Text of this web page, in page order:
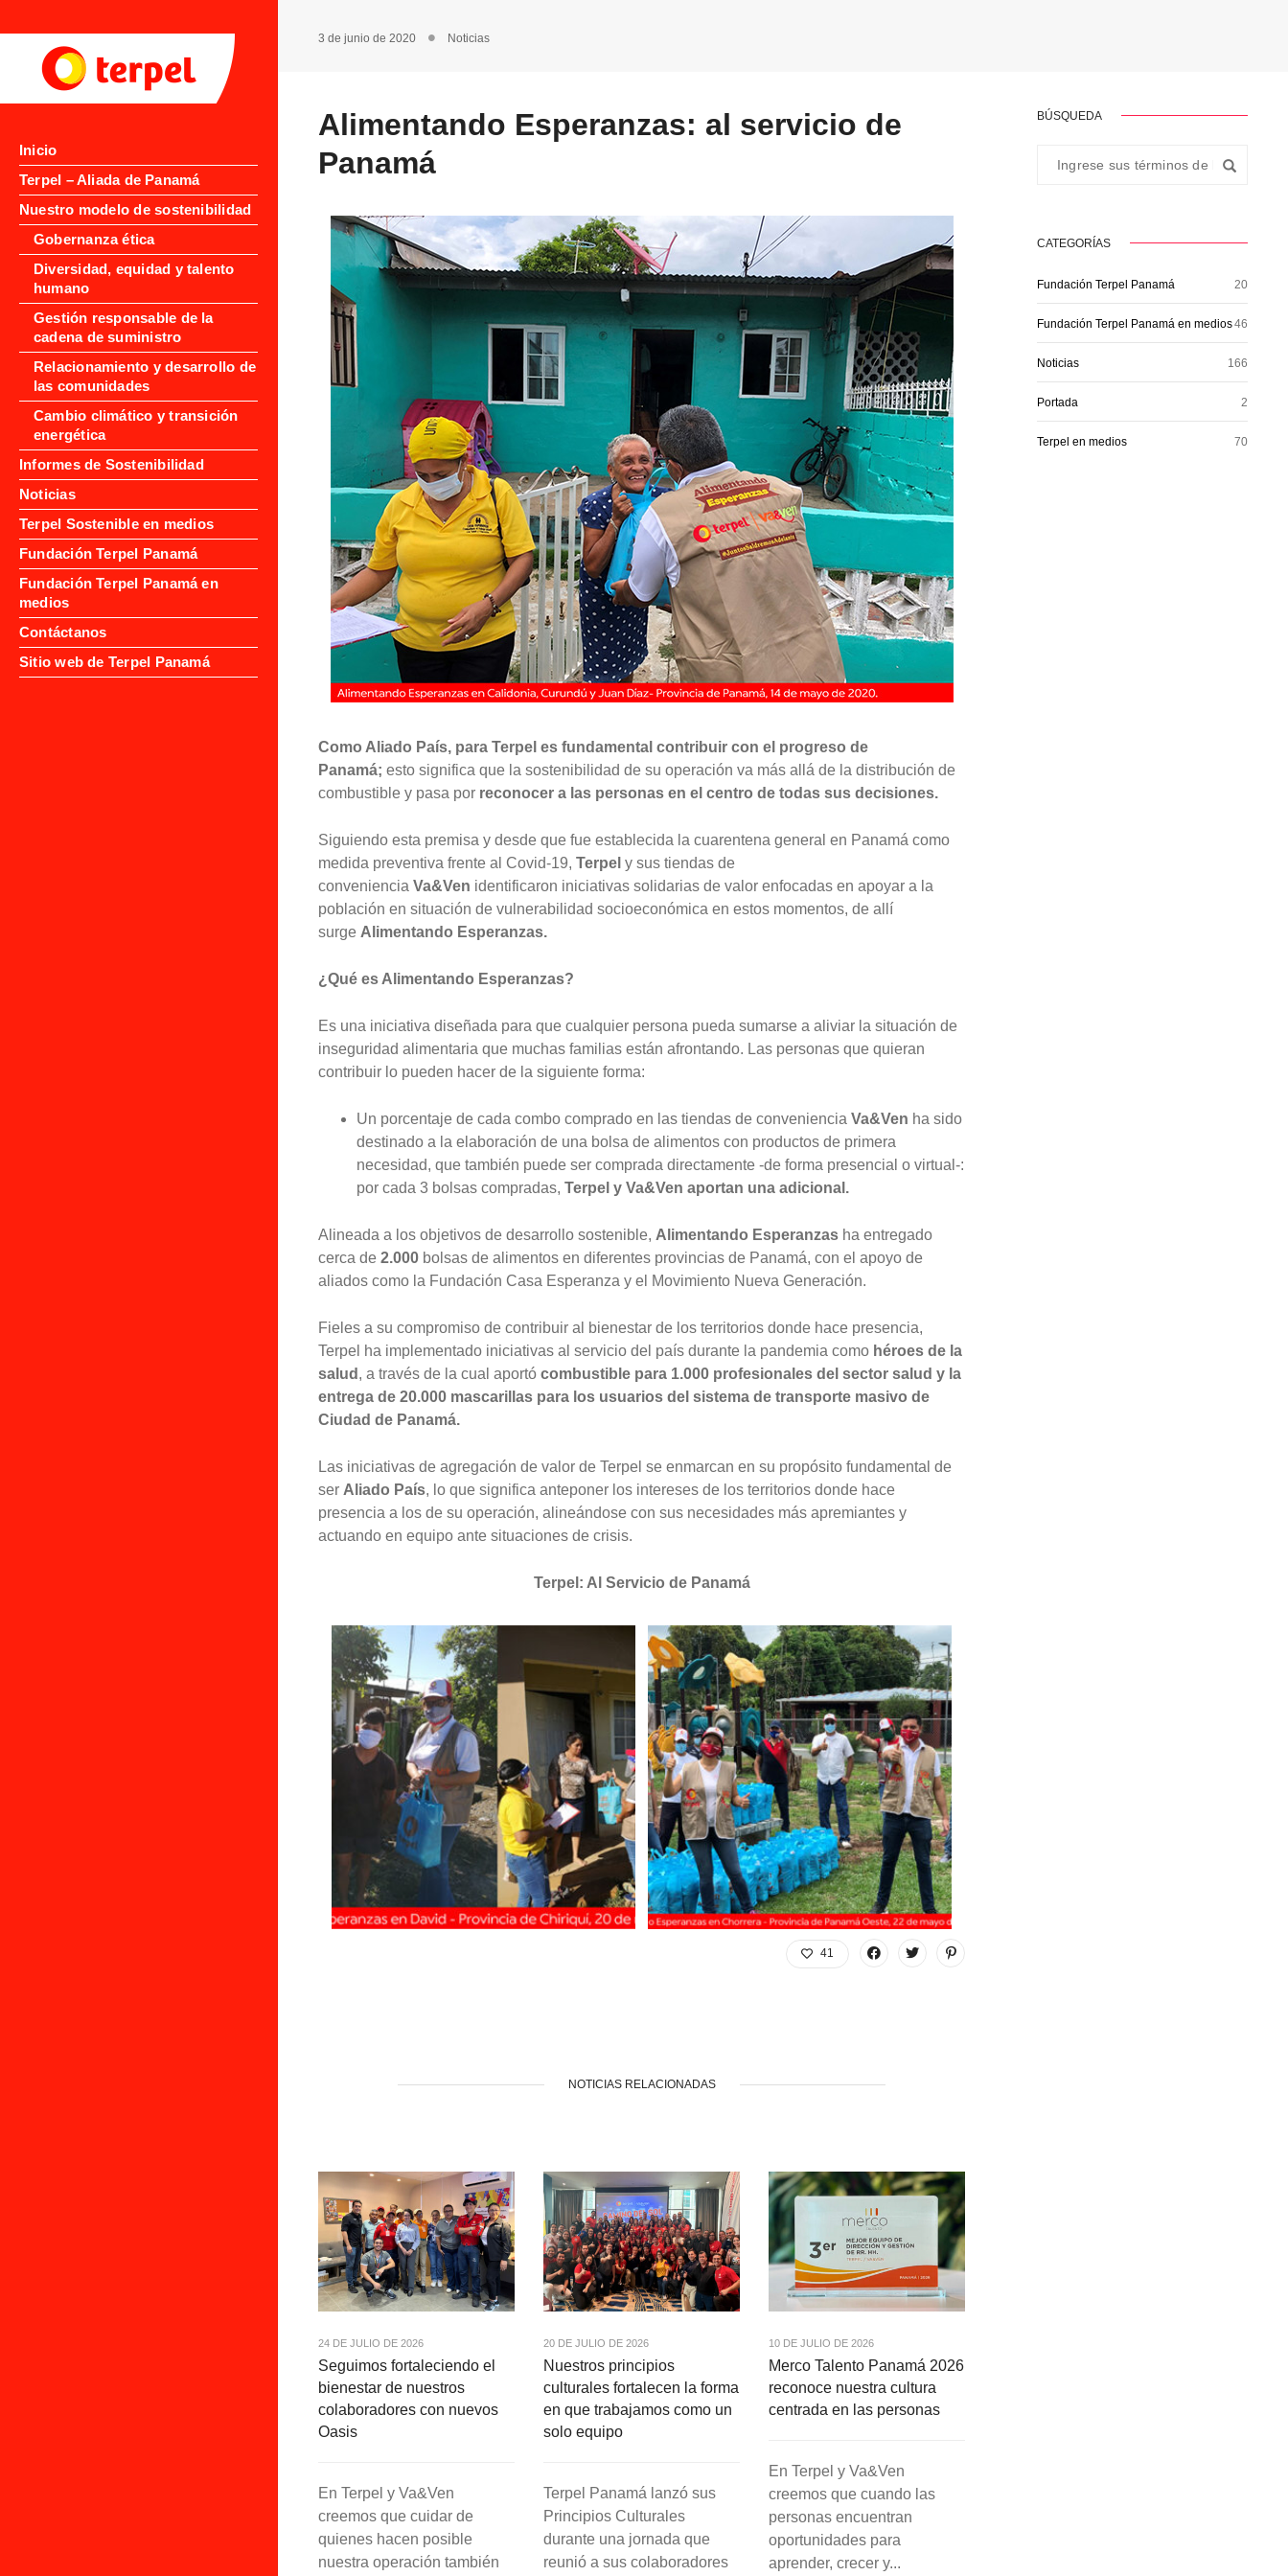
Inicio
Terpel – Aliada de Panamá
Nuestro modelo de sostenibilidad
Gobernanza ética
Diversidad, equidad y talento
humano
Gestión responsable de la
cadena de suministro
Relacionamiento y desarrollo de
las comunidades
Cambio climático y transición
energética
Informes de Sostenibilidad
Noticias
Terpel Sostenible en medios
Fundación Terpel Panamá
Fundación Terpel Panamá en
medios
Contáctanos
Sitio web de Terpel Panamá
3 de junio de 2020 Noticias
Alimentando Esperanzas: al servicio de
Panamá
Como Aliado País, para Terpel es fundamental contribuir con el progreso de
Panamá; esto significa que la sostenibilidad de su operación va más allá de la distribución de
combustible y pasa por reconocer a las personas en el centro de todas sus decisiones.
Siguiendo esta premisa y desde que fue establecida la cuarentena general en Panamá como
medida preventiva frente al Covid-19, Terpel y sus tiendas de
conveniencia Va&Ven identificaron iniciativas solidarias de valor enfocadas en apoyar a la
población en situación de vulnerabilidad socioeconómica en estos momentos, de allí
surge Alimentando Esperanzas.
¿Qué es Alimentando Esperanzas?
Es una iniciativa diseñada para que cualquier persona pueda sumarse a aliviar la situación de
inseguridad alimentaria que muchas familias están afrontando. Las personas que quieran
contribuir lo pueden hacer de la siguiente forma:
Un porcentaje de cada combo comprado en las tiendas de conveniencia Va&Ven ha sido
destinado a la elaboración de una bolsa de alimentos con productos de primera
necesidad, que también puede ser comprada directamente -de forma presencial o virtual-:
por cada 3 bolsas compradas, Terpel y Va&Ven aportan una adicional.
Alineada a los objetivos de desarrollo sostenible, Alimentando Esperanzas ha entregado
cerca de 2.000 bolsas de alimentos en diferentes provincias de Panamá, con el apoyo de
aliados como la Fundación Casa Esperanza y el Movimiento Nueva Generación.
Fieles a su compromiso de contribuir al bienestar de los territorios donde hace presencia,
Terpel ha implementado iniciativas al servicio del país durante la pandemia como héroes de la
salud , a través de la cual aportó combustible para 1.000 profesionales del sector salud y la
entrega de 20.000 mascarillas para los usuarios del sistema de transporte masivo de
Ciudad de Panamá.
Las iniciativas de agregación de valor de Terpel se enmarcan en su propósito fundamental de
ser Aliado País, lo que significa anteponer los intereses de los territorios donde hace
presencia a los de su operación, alineándose con sus necesidades más apremiantes y
actuando en equipo ante situaciones de crisis.
Terpel: Al Servicio de Panamá
41
NOTICIAS RELACIONADAS
24 DE JULIO DE 2026
Seguimos fortaleciendo el
bienestar de nuestros
colaboradores con nuevos
Oasis
En Terpel y Va&Ven
creemos que cuidar de
quienes hacen posible
nuestra operación también
20 DE JULIO DE 2026
Nuestros principios
culturales fortalecen la forma
en que trabajamos como un
solo equipo
Terpel Panamá lanzó sus
Principios Culturales
durante una jornada que
reunió a sus colaboradores
10 DE JULIO DE 2026
Merco Talento Panamá 2026
reconoce nuestra cultura
centrada en las personas
En Terpel y Va&Ven
creemos que cuando las
personas encuentran
oportunidades para
aprender, crecer y...
BÚSQUEDA
CATEGORÍAS
Fundación Terpel Panamá 20
Fundación Terpel Panamá en medios46
Noticias 166
Portada 2
Terpel en medios 70